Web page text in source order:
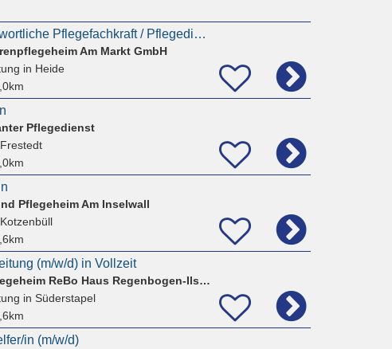
Stellv. Verantwortliche Pflegefachkraft / Pflegedienstleitung (m/w/d) - Heide
Am Markt GmbH
in Heide
Pflegedienst
Pflegeheim Am Inselwall
(m/w/d) in Vollzeit
Alten- und Pflegeheim ReBo Haus Regenbogen-Ilse Heiland
in Süderstapel
in (m/w/d)